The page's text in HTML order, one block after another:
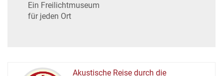
Ein Freilichtmuseum
für jeden Ort
Akustische Reise durch die